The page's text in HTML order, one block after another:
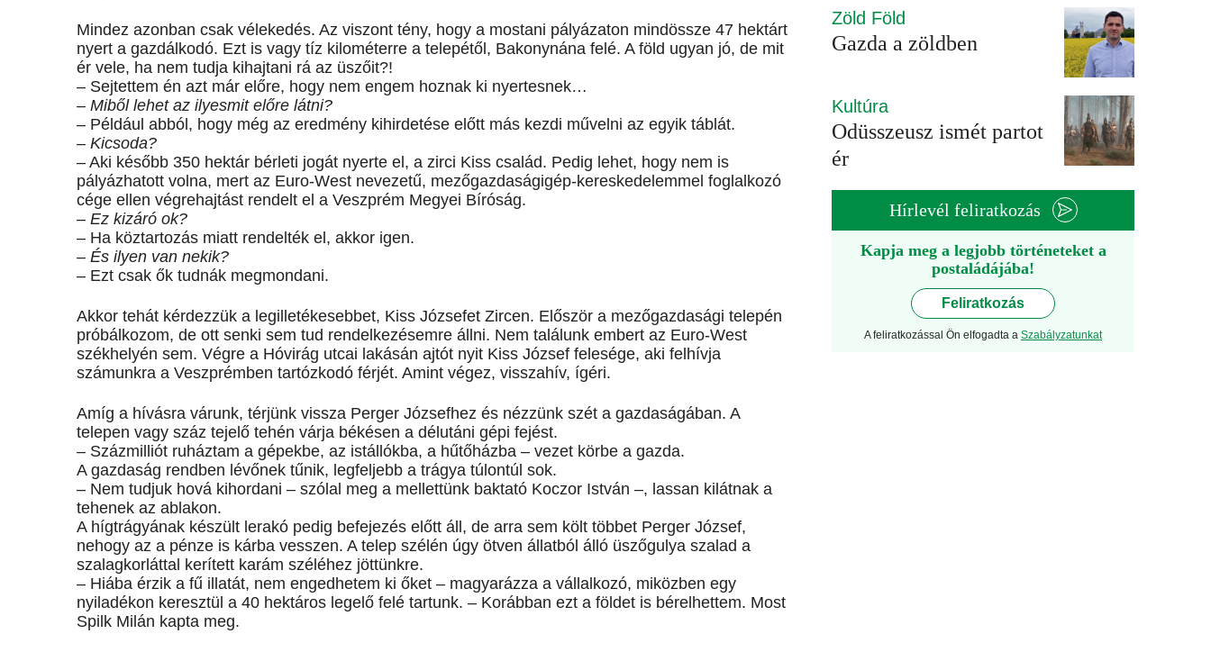
Mindez azonban csak vélekedés. Az viszont tény, hogy a mostani pályázaton mindössze 47 hektárt
nyert a gazdálkodó. Ezt is vagy tíz kilométerre a telepétől, Bakonynána felé. A föld ugyan jó, de mit
ér vele, ha nem tudja kihajtani rá az üszőit?!
– Sejtettem én azt már előre, hogy nem engem hoznak ki nyertesnek…
– Miből lehet az ilyesmit előre látni?
– Például abból, hogy még az eredmény kihirdetése előtt más kezdi művelni az egyik táblát.
– Kicsoda?
– Aki később 350 hektár bérleti jogát nyerte el, a zirci Kiss család. Pedig lehet, hogy nem is
pályázhatott volna, mert az Euro-West nevezetű, mezőgazdaságigép-kereskedelemmel foglalkozó
cége ellen végrehajtást rendelt el a Veszprém Megyei Bíróság.
– Ez kizáró ok?
– Ha köztartozás miatt rendelték el, akkor igen.
– És ilyen van nekik?
– Ezt csak ők tudnák megmondani.
Akkor tehát kérdezzük a legilletékesebbet, Kiss Józsefet Zircen. Először a mezőgazdasági telepén
próbálkozom, de ott senki sem tud rendelkezésemre állni. Nem találunk embert az Euro-West
székhelyén sem. Végre a Hóvirág utcai lakásán ajtót nyit Kiss József felesége, aki felhívja
számunkra a Veszprémben tartózkodó férjét. Amint végez, visszahív, ígéri.
Amíg a hívásra várunk, térjünk vissza Perger Józsefhez és nézzünk szét a gazdaságában. A
telepen vagy száz tejelő tehén várja békésen a délutáni gépi fejést.
– Százmilliót ruháztam a gépekbe, az istállókba, a hűtőházba – vezet körbe a gazda.
A gazdaság rendben lévőnek tűnik, legfeljebb a trágya túlontúl sok.
– Nem tudjuk hová kihordani – szólal meg a mellettünk baktató Koczor István –, lassan kilátnak a
tehenek az ablakon.
A hígtrágyának készült lerakó pedig befejezés előtt áll, de arra sem költ többet Perger József,
nehogy az a pénze is kárba vesszen. A telep szélén úgy ötven állatból álló üszőgulya szalad a
szalagkorláttal kerített karám széléhez jöttünkre.
– Hiába érzik a fű illatát, nem engedhetem ki őket – magyarázza a vállalkozó, miközben egy
nyiladékon keresztül a 40 hektáros legelő felé tartunk. – Korábban ezt a földet is bérelhettem. Most
Spilk Milán kapta meg.
Zöld Föld
Gazda a zöldben
Kultúra
Odüsszeusz ismét partot
ér
Hírlevél feliratkozás
Kapja meg a legjobb történeteket a
postaládájába!
Feliratkozás
A feliratkozással Ön elfogadta a Szabályzatunkat